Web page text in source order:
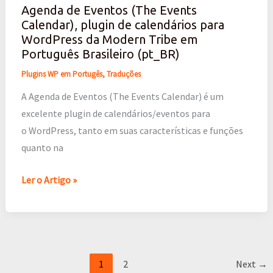
Agenda de Eventos (The Events
Calendar), plugin de calendários para
WordPress da Modern Tribe em
Português Brasileiro (pt_BR)
Plugins WP em Portugês,Traduções
A Agenda de Eventos (The Events Calendar) é um
excelente plugin de calendários/eventos para
o WordPress, tanto em suas características e funções
quanto na
plugin
de
calendários
WordPress
da
Modern
Tribe
em
Brasileiro
Ler o Artigo »
1 2 Next →